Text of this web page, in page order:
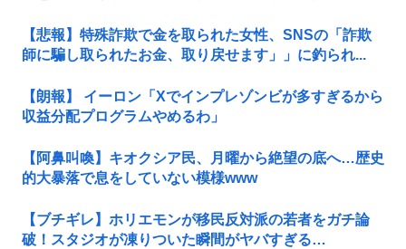
【悲報】特殊詐欺で金を取られた女性、SNSの「詐欺
師に騙し取られたお金、取り戻せます」」に釣られ...
【朗報】 イーロン「Xでインプレゾンビが多すぎるから
収益分配プログラムやめるわ」
【阿鼻叫喚】キオクシア民、月曜から絶望の底へ…歴史
的大暴落で息をしていない模様www
【ブチギレ】ホリエモンが移民反対派の若者をガチ論
破！スタジオが凍りついた瞬間がヤバすぎる…